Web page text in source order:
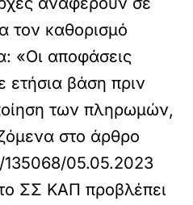
τον καθορισμό
«Οι αποφάσεις
ετήσια βάση πριν
των πληρωμών,
στο άρθρο
135068/05.05.2023
ΣΣ ΚΑΠ προβλέπει